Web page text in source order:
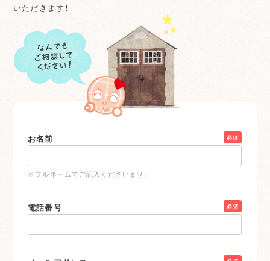
いただきます！
お名前 必須
※フルネームでご記入くださいませ。
電話番号 必須